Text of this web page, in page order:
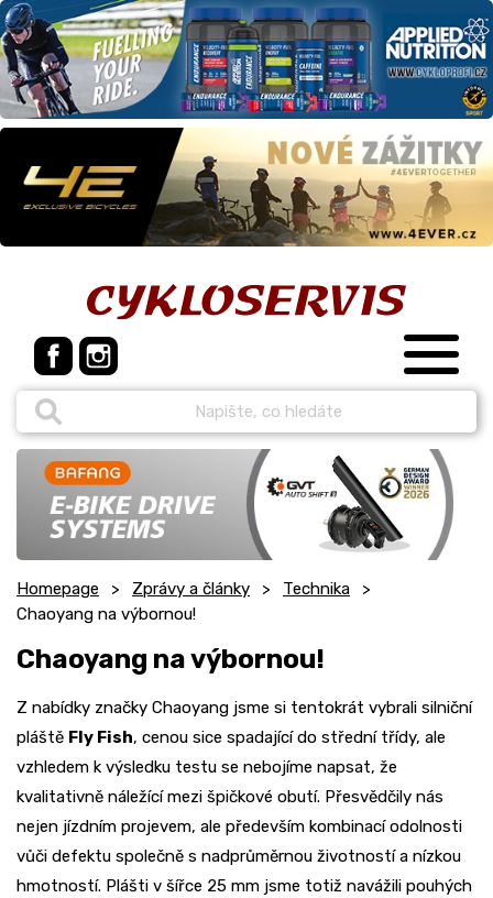
Homepage Zprávy a články
Technika
Chaoyang na výbornou!
Chaoyang na výbornou!
Z nabídky značky Chaoyang jsme si tentokrát vybrali silniční
pláště Fly Fish, cenou sice spadající do střední třídy, ale
vzhledem k výsledku testu se nebojíme napsat, že
kvalitativně náležící mezi špičkové obutí. Přesvědčily nás
nejen jízdním projevem, ale především kombinací odolnosti
vůči defektu společně s nadprůměrnou životností a nízkou
hmotností. Plášti v šířce 25 mm jsme totiž navážili pouhých